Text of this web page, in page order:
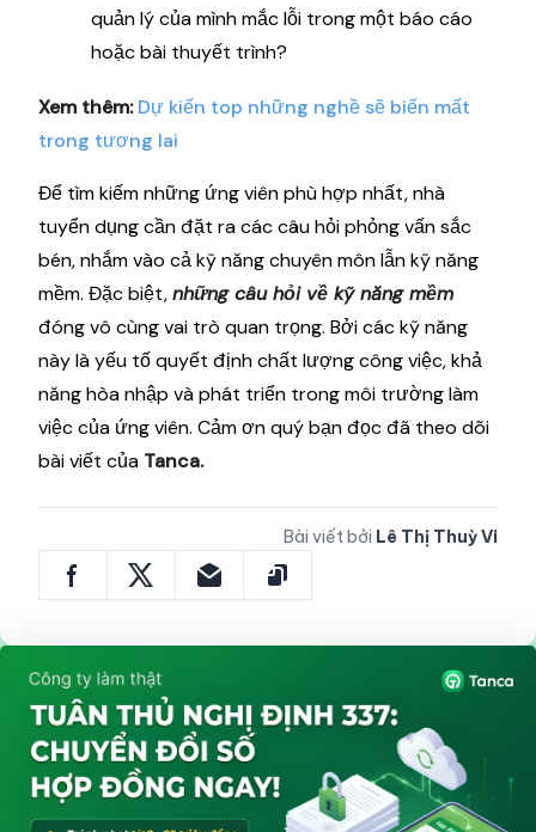
quản lý của mình mắc lỗi trong một báo cáo
hoặc bài thuyết trình?
Xem thêm: Dự kiến top những nghề sẽ biến mất
trong tương lai
Để tìm kiếm những ứng viên phù hợp nhất, nhà
tuyển dụng cần đặt ra các câu hỏi phỏng vấn sắc
bén, nhắm vào cả kỹ năng chuyên môn lẫn kỹ năng
mềm. Đặc biệt,những câu hỏi về kỹ năng mềm
đóng vô cùng vai trò quan trọng. Bởi các kỹ năng
này là yếu tố quyết định chất lượng công việc, khả
năng hòa nhập và phát triển trong môi trường làm
việc của ứng viên. Cảm ơn quý bạn đọc đã theo dõi
bài viết của Tanca.
Bài viết bởi Lê Thị Thuỳ Vi